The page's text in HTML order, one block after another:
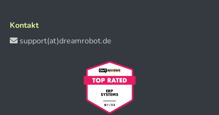
Kontakt
support(at)dreamrobot.de